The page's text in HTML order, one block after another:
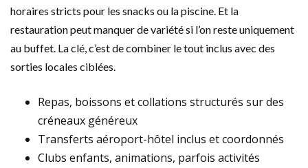
horaires stricts pour les snacks ou la piscine. Et la
restauration peut manquer de variété si l’on reste uniquement
au buffet. La clé, c’est de combiner le tout inclus avec des
sorties locales ciblées.
Repas, boissons et collations structurés sur des
créneaux généreux
Transferts aéroport-hôtel inclus et coordonnés
Clubs enfants, animations, parfois activités